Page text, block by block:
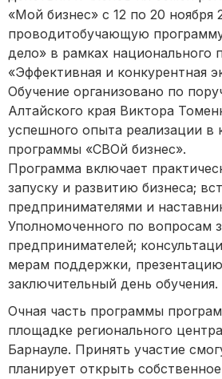
«Мой бизнес» с 12 по 20 ноября
проводитобучающую
дело» в рамках национального
«Эффективная и конкурентная
Обучение организовано по
Алтайского края Виктора
успешного опыта реализации в
программы «СВОй бизнес».
Программа включает
запуску и развитию бизнеса;
предпринимателями и
Уполномоченного по вопросам
предпринимателей;
мерам поддержки,
заключительный день обучения.
Очная часть программы
площадке регионального
Барнауле. Принять участие
планирует открыть